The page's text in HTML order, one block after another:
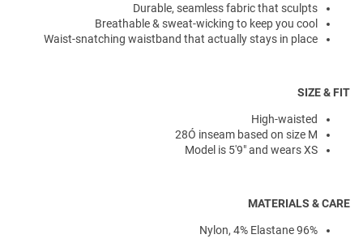
Durable, seamless fabric that sculpts
Breathable & sweat-wicking to keep you cool
Waist-snatching waistband that actually stays in place
SIZE & FIT
High-waisted
28Ó inseam based on size M
Model is 5'9" and wears XS
MATERIALS & CARE
96% Nylon, 4% Elastane